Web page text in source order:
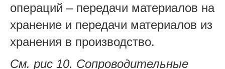
операций – передачи материалов на
хранение и передачи материалов из
хранения в производство.
См. рис 10. Сопроводительные